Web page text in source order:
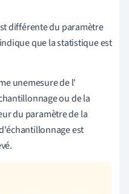
différente du paramètre
que la statistique est
unemesure de l'
ou de la
du paramètre de la
est
.